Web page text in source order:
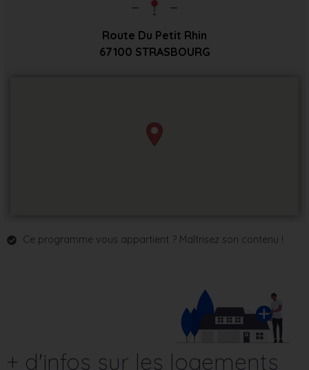
Route Du Petit Rhin
67100 STRASBOURG
Ce programme vous appartient ? Maîtrisez son contenu !
+ d'infos sur les logements